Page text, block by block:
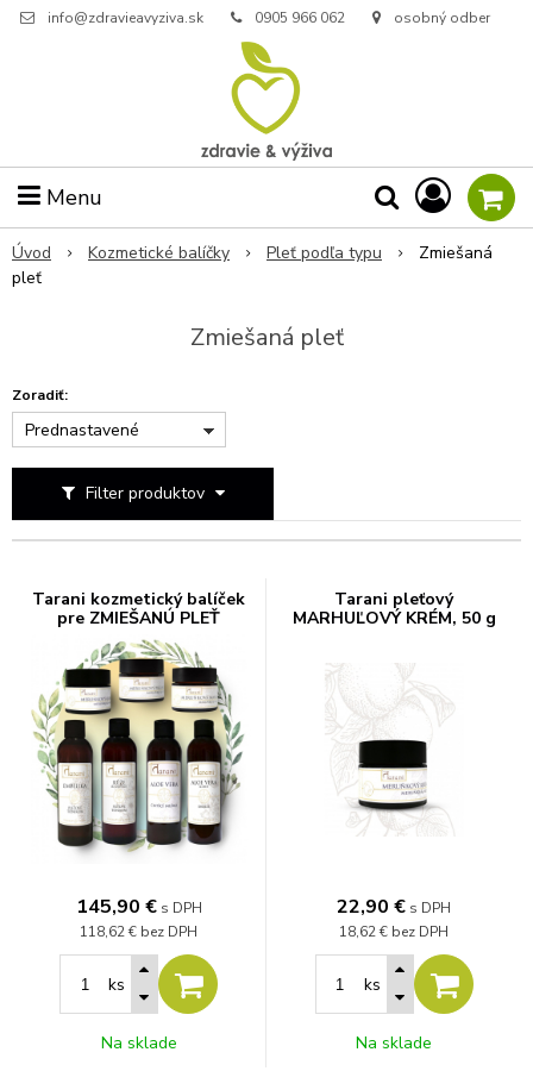
info@zdravieavyziva.sk 0905 966 062 osobný odber
Menu
Úvod Kozmetické balíčky Pleť podľa typu
Zmiešaná
pleť
Zmiešaná pleť
Filter produktov
Zoradiť:
Prednastavené
Tarani kozmetický balíček
pre ZMIEŠANÚ PLEŤ
145,90 € s DPH
118,62 € bez DPH
ks
Na sklade
Tarani pleťový
MARHUĽOVÝ KRÉM, 50 g
22,90 € s DPH
18,62 € bez DPH
ks
Na sklade